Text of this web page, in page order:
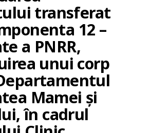
transferat
12 –
a PNRR,
unui corp
Mamei şi
în cadrul